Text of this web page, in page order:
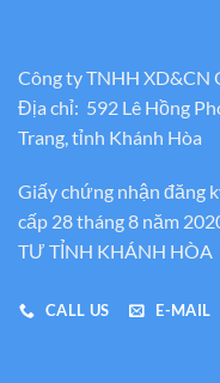
Công ty TNHH XD&CN
Địa chỉ: 592 Lê Hồng
Trang, tỉnh Khánh Hòa
Giấy chứng nhận đăng
cấp 28 tháng 8 năm
TƯ TỈNH KHÁNH HÒA
CALL US E-MAIL